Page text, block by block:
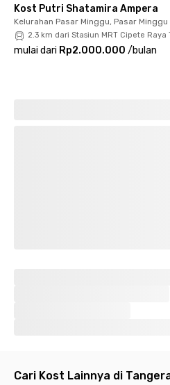
Kost Putri Shatamira Ampera
Kelurahan Pasar Minggu, Pasar Minggu
2.3 km dari Stasiun MRT Cipete Raya
mulai dari Rp2.000.000 /bulan
Cari Kost Lainnya di